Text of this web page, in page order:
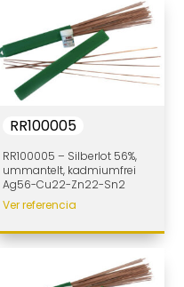
RR100005
RR100005 – Silberlot 56%,
ummantelt, kadmiumfrei
Ag56-Cu22-Zn22-Sn2
Ver referencia